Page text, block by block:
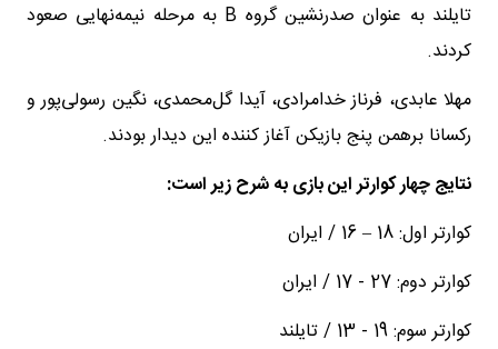
تایلند به عنوان صدرنشین گروه B به مرحله نیمه‌نهایی صعود
کردند.
مهلا عابدی، فرناز خدامرادی، آیدا گل‌محمدی، نگین رسولی‌پور و
رکسانا برهمن پنج بازیکن آغاز کننده این دیدار بودند.
نتایج چهار کوارتر این بازی به شرح زیر است:
کوارتر اول: 18 – 16 / ایران
کوارتر دوم: 27 - 17 / ایران
کوارتر سوم: 19 - 13 / تایلند